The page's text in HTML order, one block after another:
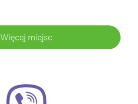
Więcej miejsc